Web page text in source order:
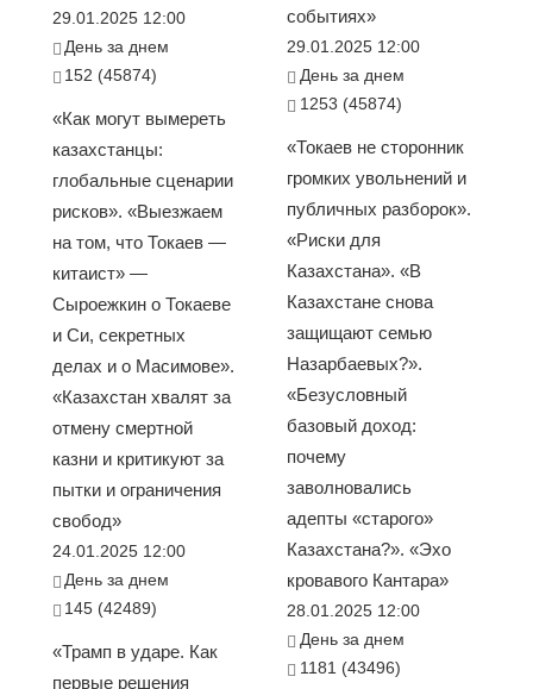
29.01.2025 12:00
День за днем
152 (45874)
«Как могут вымереть
казахстанцы:
глобальные сценарии
рисков». «Выезжаем
на том, что Токаев —
китаист» —
Сыроежкин о Токаеве
и Си, секретных
делах и о Масимове».
«Казахстан хвалят за
отмену смертной
казни и критикуют за
пытки и ограничения
свобод»
24.01.2025 12:00
День за днем
145 (42489)
«Трамп в ударе. Как
первые решения
событиях»
29.01.2025 12:00
День за днем
1253 (45874)
«Токаев не сторонник
громких увольнений и
публичных разборок».
«Риски для
Казахстана». «В
Казахстане снова
защищают семью
Назарбаевых?».
«Безусловный
базовый доход:
почему
заволновались
адепты «старого»
Казахстана?». «Эхо
кровавого Кантара»
28.01.2025 12:00
День за днем
1181 (43496)